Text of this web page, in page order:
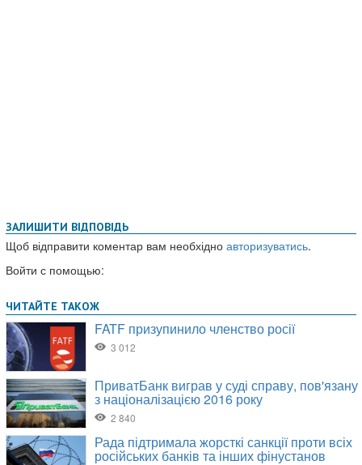
ЗАЛИШИТИ ВІДПОВІДЬ
Щоб відправити коментар вам необхідно авторизуватись.
Войти с помощью: